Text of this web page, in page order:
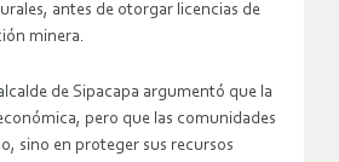
antes de otorgar licencias de
minera.
de Sipacapa argumentó que la
pero que las comunidades
sino en proteger sus recursos